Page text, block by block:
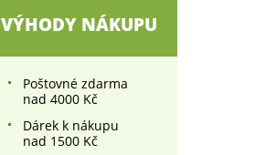
VÝHODY NÁKUPU
Poštovné zdarma
nad 4000 Kč
Dárek k nákupu
nad 1500 Kč